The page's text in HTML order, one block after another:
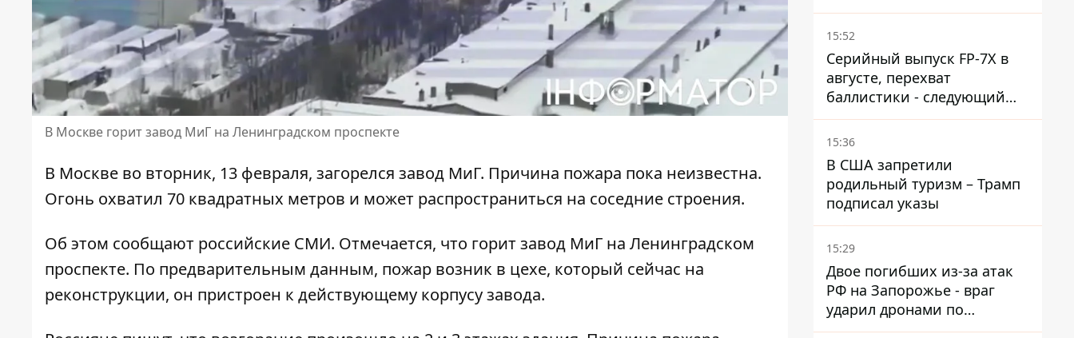
В Москве горит завод МиГ на Ленинградском проспекте
В Москве во вторник, 13 февраля, загорелся завод МиГ. Причина пожара пока неизвестна.
Огонь охватил 70 квадратных метров и может распространиться на соседние строения.
Об этом сообщают российские СМИ. Отмечается, что горит завод МиГ на Ленинградском
проспекте. По предварительным данным, пожар возник в цехе, который сейчас на
реконструкции, он пристроен к действующему корпусу завода.
в 37-градусную жару -
реакция компании
15:52
Серийный выпуск FP-7X в
августе, перехват
баллистики - следующий
этап - Fire Point
конкретизировало планы
15:36
В США запретили
родильный туризм – Трамп
подписал указы
15:29
Двое погибших из-за атак
РФ на Запорожье - враг
ударил дронами по
автомобилю и поселку